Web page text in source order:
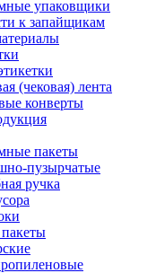
упаковщики
к запайщикам
(чековая) лента
конверты
пакеты
пузырчатые
ручка